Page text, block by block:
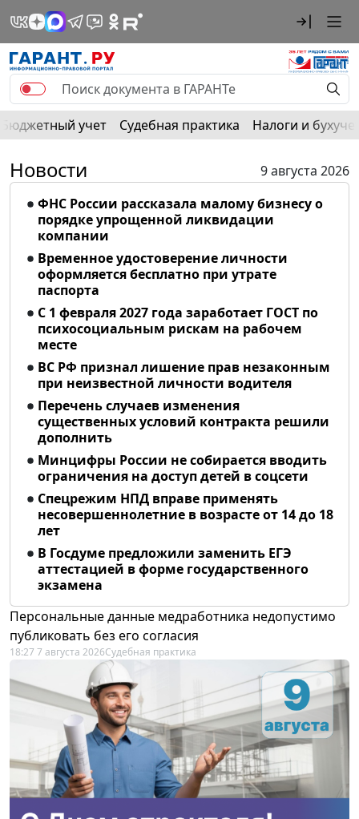
Бюджетный учет Судебная практика Налоги и
Новости
9 августа 2026
ФНС России рассказала малому бизнесу о
порядке упрощенной ликвидации
компании
Временное удостоверение личности
оформляется бесплатно при утрате
паспорта
С 1 февраля 2027 года заработает ГОСТ по
психосоциальным рискам на рабочем
месте
ВС РФ признал лишение прав незаконным
при неизвестной личности водителя
Перечень случаев изменения
существенных условий контракта решили
дополнить
Минцифры России не собирается вводить
ограничения на доступ детей в соцсети
Спецрежим НПД вправе применять
несовершеннолетние в возрасте от 14 до 18
лет
В Госдуме предложили заменить ЕГЭ
аттестацией в форме государственного
экзамена
Персональные данные медработника недопустимо
публиковать без его согласия
18:27 7 августа 2026Судебная практика